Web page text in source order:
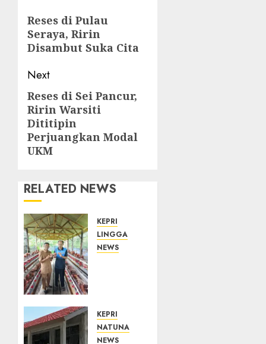
navigation
Previous
post:
Reses di Pulau
Seraya, Ririn
Disambut Suka Cita
Next
Next
post:
Reses di Sei Pancur,
Ririn Warsiti
Dititipin
Perjuangkan Modal
UKM
RELATED NEWS
KEPRI
LINGGA
NEWS
Pasar,
BUMDes
Desa
KEPRI
NATUNA
NEWS